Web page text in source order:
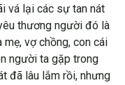
vá lại các sự tan nát
thương người đó là
mẹ, vợ chồng, con cái
người ta gặp trong
đã lâu lắm rồi, nhưng